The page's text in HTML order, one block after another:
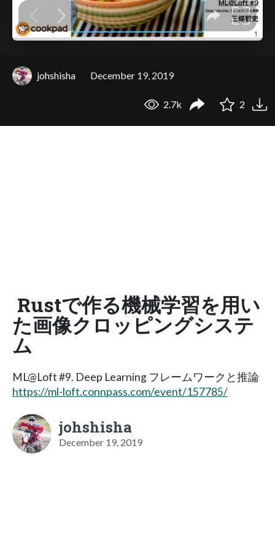
johshisha December 19, 2019
2.7k 2
Rustで作る機械学習を用い
た画像クロッピングシステ
ム
ML@Loft #9. Deep Learning フレームワークと推論
https://ml-loft.connpass.com/event/157785/
johshisha
December 19, 2019